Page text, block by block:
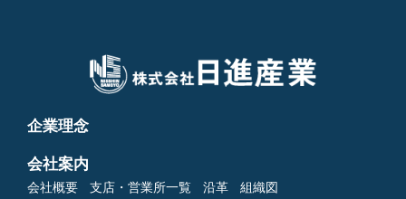
企業理念
会社案内
会社概要 支店・営業所一覧 沿革 組織図